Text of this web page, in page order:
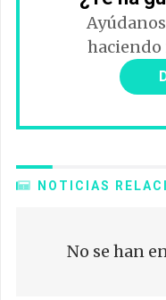
haciendo
NOTICIAS
No se han